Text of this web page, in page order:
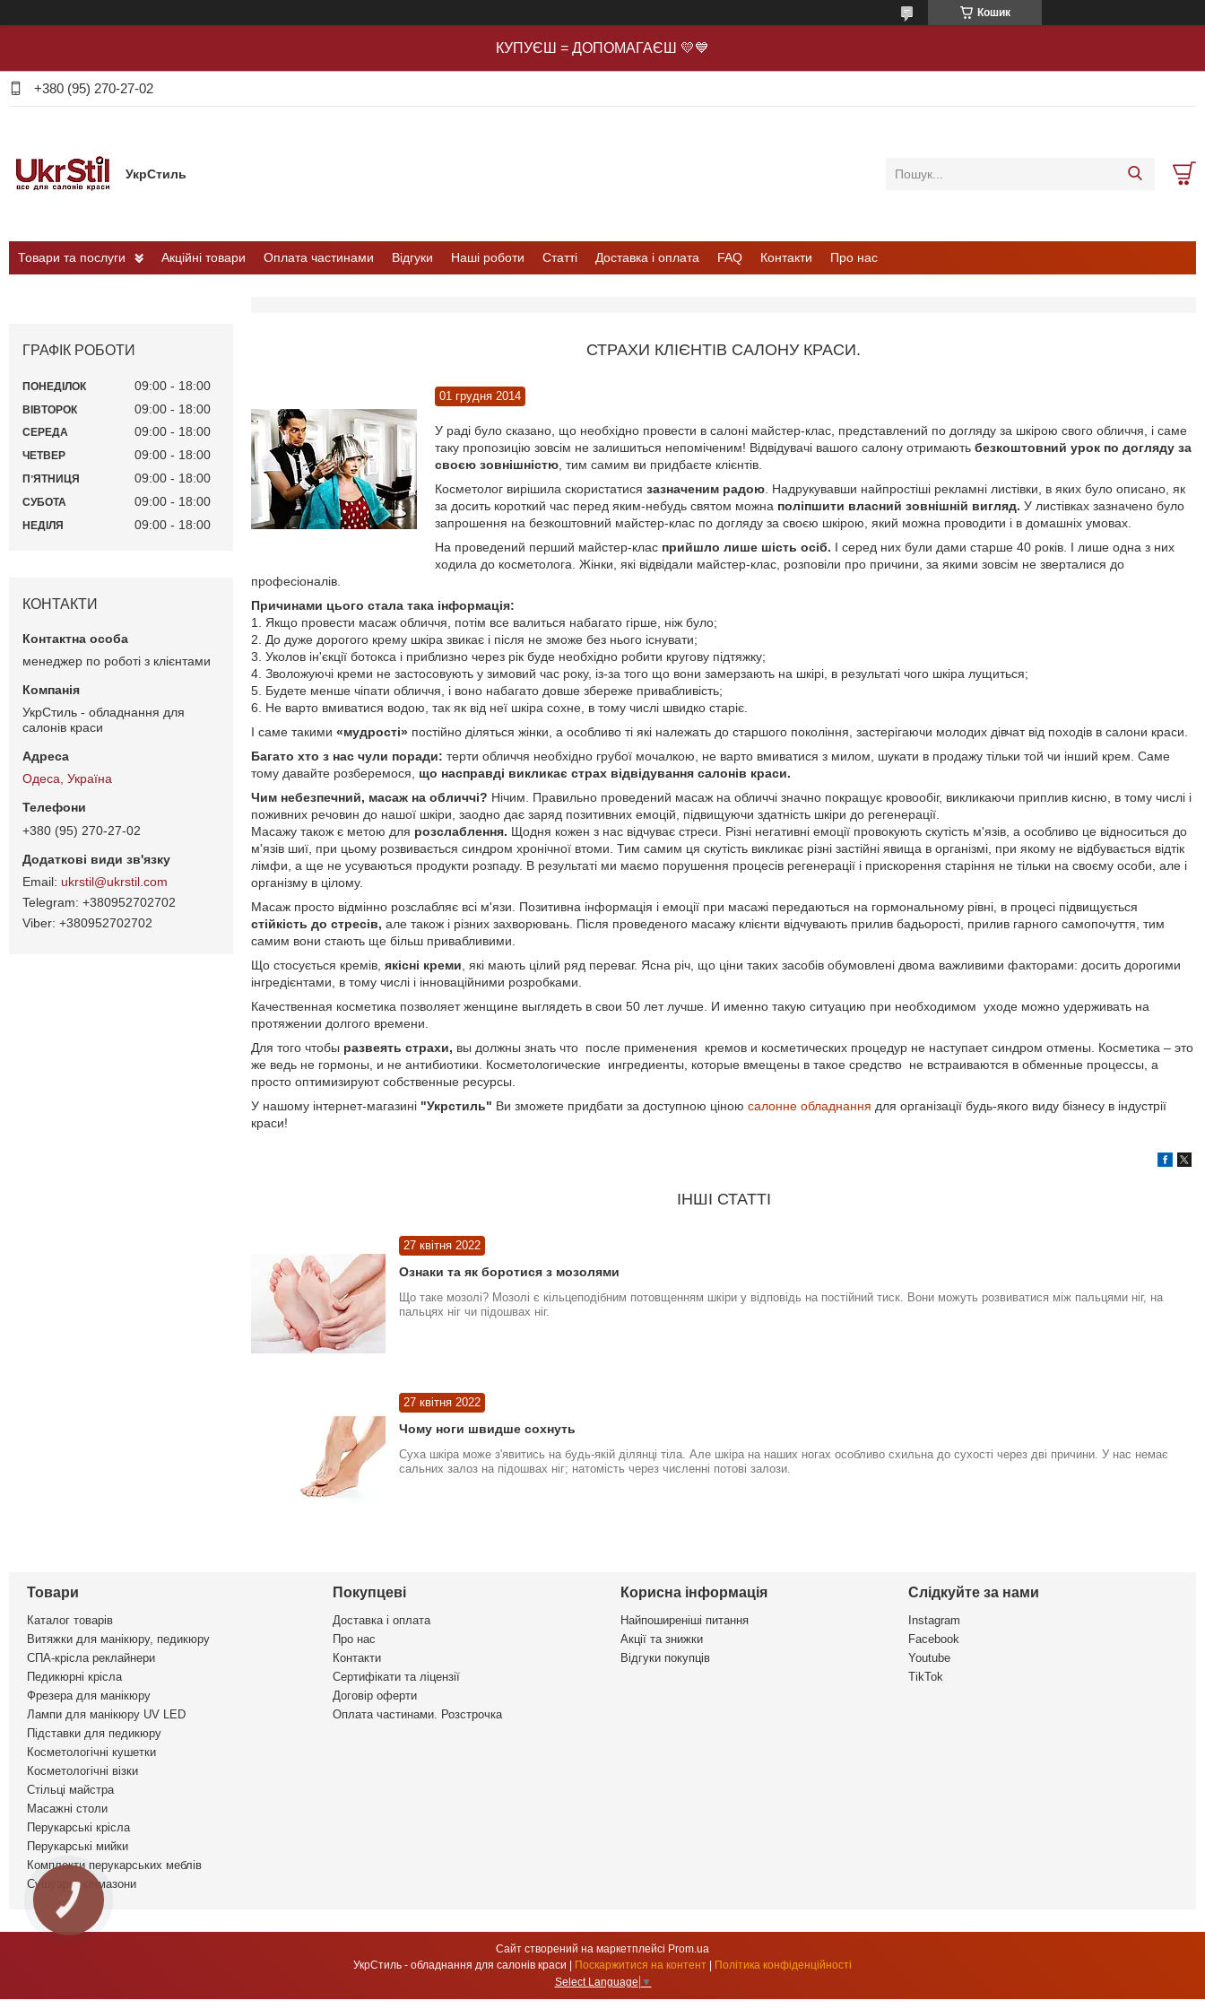
Кошик
КУПУЄШ = ДОПОМАГАЄШ 💛💙
+380 (95) 270-27-02
УкрСтиль
Товари та послуги Акційні товари Оплата частинами Відгуки Наші роботи Статті Доставка і оплата FAQ Контакти Про нас
СТРАХИ КЛІЄНТІВ САЛОНУ КРАСИ.
01 грудня 2014
У раді було сказано, що необхідно провести в салоні майстер-клас, представлений по догляду за шкірою свого обличчя, і саме
таку пропозицію зовсім не залишиться непоміченим! Відвідувачі вашого салону отримають безкоштовний урок по догляду за
своєю зовнішністю , тим самим ви придбаєте клієнтів.
Косметолог вирішила скористатися зазначеним радою . Надрукувавши найпростіші рекламні листівки, в яких було описано, як
за досить короткий час перед яким-небудь святом можна поліпшити власний зовнішній вигляд. У листівках зазначено було
запрошення на безкоштовний майстер-клас по догляду за своєю шкірою, який можна проводити і в домашніх умовах.
На проведений перший майстер-клас прийшло лише шість осіб. І серед них були дами старше 40 років. І лише одна з них
ходила до косметолога. Жінки, які відвідали майстер-клас, розповіли про причини, за якими зовсім не зверталися до
професіоналів.
Причинами цього стала така інформація:
1. Якщо провести масаж обличчя, потім все валиться набагато гірше, ніж було;
2. До дуже дорогого крему шкіра звикає і після не зможе без нього існувати;
3. Уколов ін'єкції ботокса і приблизно через рік буде необхідно робити кругову підтяжку;
4. Зволожуючі креми не застосовують у зимовий час року, із-за того що вони замерзають на шкірі, в результаті чого шкіра лущиться;
5. Будете менше чіпати обличчя, і воно набагато довше збереже привабливість;
6. Не варто вмиватися водою, так як від неї шкіра сохне, в тому числі швидко старіє.
І саме такими «мудрості» постійно діляться жінки, а особливо ті які належать до старшого покоління, застерігаючи молодих дівчат від походів в салони краси.
Багато хто з нас чули поради: терти обличчя необхідно грубої мочалкою, не варто вмиватися з милом, шукати в продажу тільки той чи інший крем. Саме
тому давайте розберемося, що насправді викликає страх відвідування салонів краси.
Чим небезпечний, масаж на обличчі? Нічим. Правильно проведений масаж на обличчі значно покращує кровообіг, викликаючи приплив кисню, в тому числі і
поживних речовин до нашої шкіри, заодно дає заряд позитивних емоцій, підвищуючи здатність шкіри до регенерації.
Масажу також є метою для розслаблення. Щодня кожен з нас відчуває стреси. Різні негативні емоції провокують скутість м'язів, а особливо це відноситься до
м'язів шиї, при цьому розвивається синдром хронічної втоми. Тим самим ця скутість викликає різні застійні явища в організмі, при якому не відбувається відтік
лімфи, а ще не усуваються продукти розпаду. В результаті ми маємо порушення процесів регенерації і прискорення старіння не тільки на своєму особи, але і
організму в цілому.
Масаж просто відмінно розслабляє всі м'язи. Позитивна інформація і емоції при масажі передаються на гормональному рівні, в процесі підвищується
стійкість до стресів, але також і різних захворювань. Після проведеного масажу клієнти відчувають прилив бадьорості, прилив гарного самопочуття, тим
самим вони стають ще більш привабливими.
Що стосується кремів, якісні креми , які мають цілий ряд переваг. Ясна річ, що ціни таких засобів обумовлені двома важливими факторами: досить дорогими
інгредієнтами, в тому числі і інноваційними розробками.
Качественная косметика позволяет женщине выглядеть в свои 50 лет лучше. И именно такую ситуацию при необходимом уходе можно удерживать на
протяжении долгого времени.
Для того чтобы развеять страхи, вы должны знать что после применения кремов и косметических процедур не наступает синдром отмены. Косметика – это
же ведь не гормоны, и не антибиотики. Косметологические ингредиенты, которые вмещены в такое средство не встраиваются в обменные процессы, а
просто оптимизируют собственные ресурсы.
У нашому інтернет-магазині "Укрстиль" Ви зможете придбати за доступною ціною салонне обладнання для організації будь-якого виду бізнесу в індустрії
краси!
ІНШІ СТАТТІ
27 квітня 2022
Ознаки та як боротися з мозолями
Що таке мозолі? Мозолі є кільцеподібним потовщенням шкіри у відповідь на постійний тиск. Вони можуть розвиватися між пальцями ніг, на
пальцях ніг чи підошвах ніг.
27 квітня 2022
Чому ноги швидше сохнуть
Суха шкіра може з'явитись на будь-якій ділянці тіла. Але шкіра на наших ногах особливо схильна до сухості через дві причини. У нас немає
сальних залоз на підошвах ніг; натомість через численні потові залози.
ГРАФІК РОБОТИ
ПОНЕДІЛОК 09:00 18:00
ВІВТОРОК 09:00 18:00
СЕРЕДА 09:00 18:00
ЧЕТВЕР 09:00 18:00
ПʼЯТНИЦЯ 09:00 18:00
СУБОТА 09:00 18:00
НЕДІЛЯ 09:00 18:00
КОНТАКТИ
менеджер по роботі з клієнтами
УкрСтиль - обладнання для
салонів краси
Одеса, Україна
+380 (95) 270-27-02
ukrstil@ukrstil.com
+380952702702
+380952702702
Товари
Каталог товарів
Витяжки для манікюру, педикюру
СПА-крісла реклайнери
Педикюрні крісла
Фрезера для манікюру
Лампи для манікюру UV LED
Підставки для педикюру
Косметологічні кушетки
Косметологічні візки
Стільці майстра
Масажні столи
Перукарські крісла
Перукарські мийки
Комплекти перукарських меблів
Сушуари, клімазони
Покупцеві
Доставка і оплата
Про нас
Контакти
Сертифікати та ліцензії
Договір оферти
Оплата частинами. Розстрочка
Корисна інформація
Найпоширеніші питання
Акції та знижки
Відгуки покупців
Слідкуйте за нами
Instagram
Facebook
Youtube
TikTok
Сайт створений на маркетплейсі Prom.ua
Поскаржитися на контент
Політика конфіденційності
Select Language ▼
КНОПКА
ЗВ'ЯЗКУ